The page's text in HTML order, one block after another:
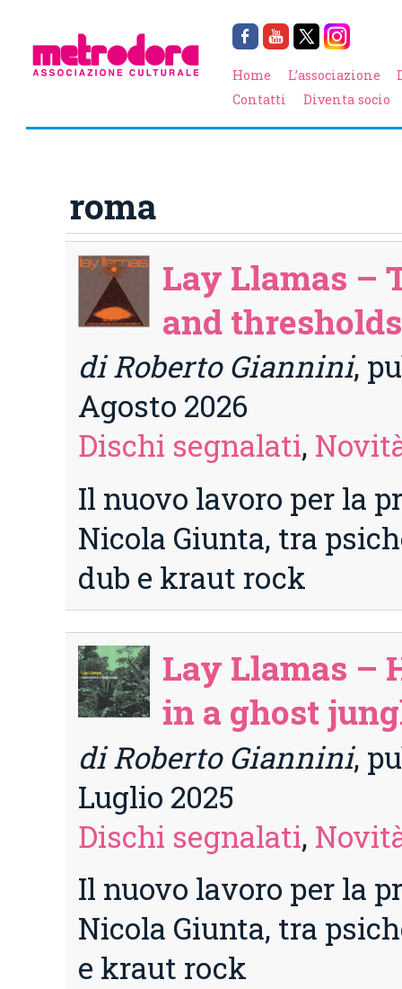
Home L’associazione
Contatti
Diventa socio
roma
Lay Llamas –
and
di Roberto Giannini,
Agosto 2026
Dischi segnalati,
Il nuovo lavoro per la
Nicola Giunta, tra
dub e kraut rock
Lay Llamas –
in a ghost
di Roberto Giannini,
Luglio 2025
Dischi segnalati,
Il nuovo lavoro per la
Nicola Giunta, tra
e kraut rock